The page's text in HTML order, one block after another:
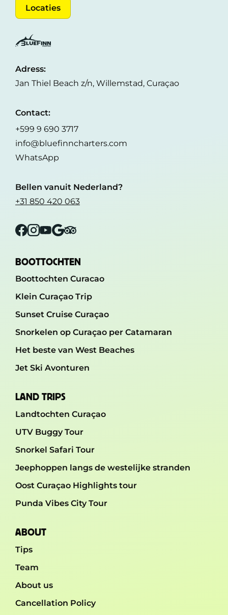
Locaties
Adress:
Jan Thiel Beach z/n, Willemstad, Curaçao
Contact:
+599 9 690 3717
info@bluefinncharters.com
WhatsApp
Bellen vanuit Nederland?
+31 850 420 063
Facebook
Instagram
YouTube
GoogleTripadvisor
BOOTTOCHTEN
Boottochten Curacao
Klein Curaçao Trip
Sunset Cruise Curaçao
Snorkelen op Curaçao per Catamaran
Het beste van West Beaches
Jet Ski Avonturen
LAND TRIPS
Landtochten Curaçao
UTV Buggy Tour
Snorkel Safari Tour
Jeephoppen langs de westelijke stranden
Oost Curaçao Highlights tour
Punda Vibes City Tour
ABOUT
Tips
Team
About us
Cancellation Policy